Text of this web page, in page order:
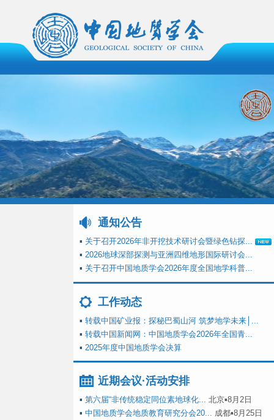
通知公告
▪ 关于召开2026年非开挖技术研讨会暨绿色钻探...
▪ 2026地球深部探测与亚洲四维地形国际研讨会...
▪ 关于召开中国地质学会2026年度全国地学科普...
工作动态
▪ 转载中国矿业报：探秘巴蜀山河 筑梦地学未来│...
▪ 转载中国新闻网：中国地质学会2026年全国青...
▪ 2025年度中国地质学会决算
近期会议·活动安排
▪ 第六届“非传统稳定同位素地球化... 北京▪8月2日
▪ 中国地质学会地质教育研究分会20... 成都▪8月25日